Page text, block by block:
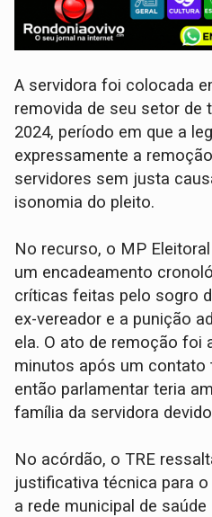
A servidora foi colocada
removida de seu setor de
2024, período em que a
expressamente a
servidores sem justa
isonomia do pleito.
No recurso, o MP
um encadeamento
críticas feitas pelo sogro
ex-vereador e a punição
ela. O ato de remoção foi
minutos após um contato
então parlamentar teria
família da servidora
No acórdão, o TRE
justificativa técnica para
a rede municipal de